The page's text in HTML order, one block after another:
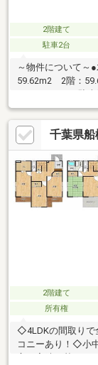
2階建て
駐車2台
～物件について～
59.62m2 2階：
り キッチン新品
装 外壁塗装、屋
ロアタイル貼り
張替え、白蟻点検
法典」駅 徒歩21分
千葉県船
2階建て
所有権
◇4LDKの間取りで
コニーあり！◇小